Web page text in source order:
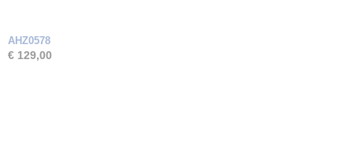
AHZ0578
€ 129,00